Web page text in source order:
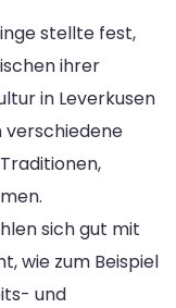
stellte fest,
ihrer
in Leverkusen
verschiedene
sich gut mit
wie zum Beispiel
und